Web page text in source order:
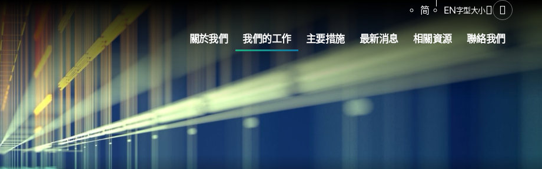
简 EN字型大小分享開啟搜尋
關於我們 我們的工作 主要措施 最新消息 相關資源 聯絡我們